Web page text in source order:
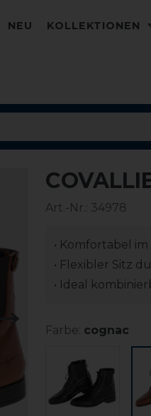
NEU KOLLEKTIONEN
Art.-Nr.: 34978
• Komfortabel
• Flexibler Sitz
• Ideal
Farbe: cognac